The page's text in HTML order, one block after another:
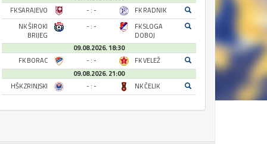
FK SARAJEVO
- : -
FK RADNIK
NK ŠIROKI
BRIJEG
- : -
FK SLOGA
DOBOJ
09.08.2026. 18:30
FK BORAC
- : -
FK VELEŽ
09.08.2026. 21:00
HŠK ZRINJSKI
- : - NK ČELIK